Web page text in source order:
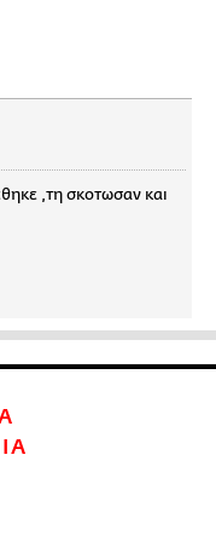
,τη σκοτωσαν και